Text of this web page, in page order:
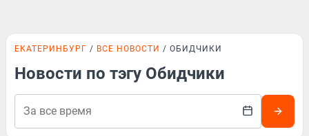
ЕКАТЕРИНБУРГ ВСЕ НОВОСТИ ОБИДЧИКИ
Новости по тэгу Обидчики